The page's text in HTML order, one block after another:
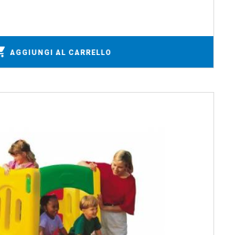
AGGIUNGI AL CARRELLO